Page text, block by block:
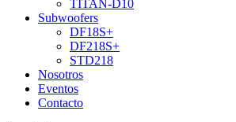
TITAN-D10
Subwoofers
DF18S+
DF218S+
STD218
Nosotros
Eventos
Contacto